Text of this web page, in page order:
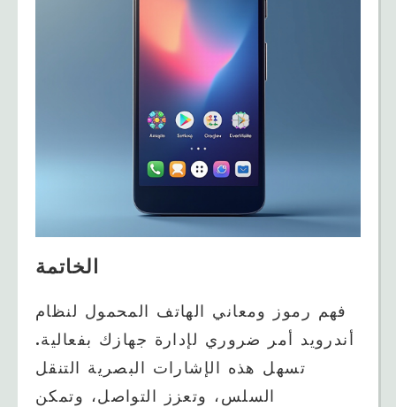
الخاتمة
فهم رموز ومعاني الهاتف المحمول لنظام
أندرويد أمر ضروري لإدارة جهازك بفعالية.
تسهل هذه الإشارات البصرية التنقل
السلس، وتعزز التواصل، وتمكن